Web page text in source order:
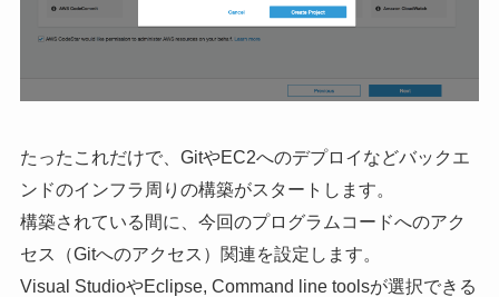
たったこれだけで、GitやEC2へのデプロイなどバックエ
ンドのインフラ周りの構築がスタートします。
構築されている間に、今回のプログラムコードへのアク
セス（Gitへのアクセス）関連を設定します。
Visual StudioやEclipse, Command line toolsが選択できる